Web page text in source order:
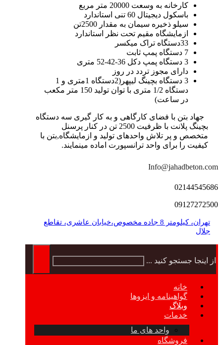
کارخانه به وسعت 20000 متر مربع
باسکول دیجیتال 60 تنی استاندارد
سیلو ذخیره سیمان به مقدار 2500تن
ازمایشگاه مقیم تحت نظر استاندارد
33دستگاه تراک میکسر
7 دستگاه پمپ ثابت
3 دستگاه پمپ دکل 36-42-52 متری
دارای مجوز تردد در روز
3 دستگاه بچینگ لیپهر(2دستگاه 1متری و 1
دستگاه 1/2 متری با توان تولید 150 متر مکعب
در ساعت)
جهاد بتن با فضای کارگاهی و به کار گیری سه دستگاه
بچینگ پلانت با ظرفیت 2500 تن در کنار پرسنل
متخصص و پر تلاش واحدهای تولید و ازمایشگاه,بتن با
کیفیت را برای واحد ترانسپورت اماده مینمایند.
Info@jahadbeton.com
02144545686
09127272500
تهران، کیلومتر 8 جاده مخصوص،خیابان عاشری، تقاطع
جلال
از اینجا جستجو کنید ...
خانه
گواهینامه و ایزوها
وبلاگ
خدمات
واحد های ما
فروشگاه